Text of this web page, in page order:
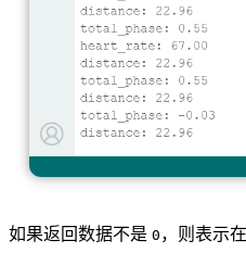
如果返回数据不是 0 ，则表示